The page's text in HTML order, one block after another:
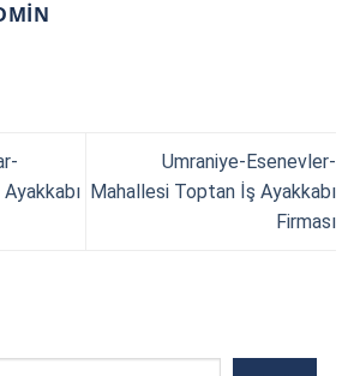
Umraniye-Esenevler-
Mahallesi Toptan İş Ayakkabı
Firması